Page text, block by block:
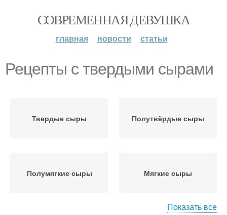
СОВРЕМЕННАЯ ДЕВУШКА
главная новости статьи
Рецепты с твердыми сырами
Твердые сыры Полутвёрдые сыры
Полумягкие сыры Мягкие сыры
Показать все